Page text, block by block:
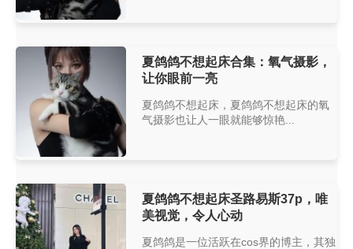
夏鸽鸽不想起床合集：氧气摄影，
让你眼前一亮
夏鸽鸽不想起床，夏鸽鸽不想起床的氧
气摄影也让人一眼就能够惊艳...
夏鸽鸽不想起床圣路易斯37p，唯
美视觉，令人心动
夏鸽鸽是一位活跃在cos界的博主，其独